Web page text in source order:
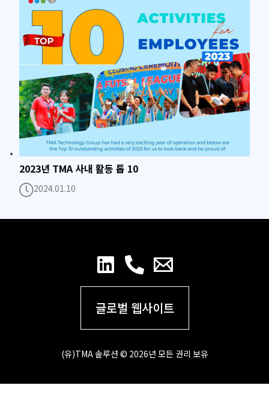
2023년 TMA 사내 활동 톱 10
2024.01.10
글로벌 웹사이트
(유)TMA 솔루션 © 2026년 모든 권리 보유